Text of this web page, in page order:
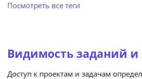
Посмотреть все теги
Видимость заданий и
Доступ к проектам и задачам